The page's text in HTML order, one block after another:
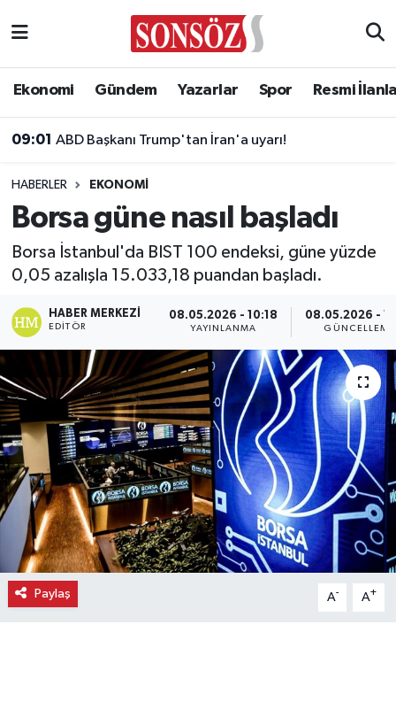
Ekonomi Gündem Yazarlar Spor Resmi
09:01 ABD Başkanı Trump'tan İran'a uyarı!
HABERLER EKONOMI
Borsa güne nasıl başladı
Borsa İstanbul'da BIST 100 endeksi, güne yüzde
0,05 azalışla 15.033,18 puandan başladı.
HABER MERKEZI
EDITÖR
08.05.2026 - 10:18
YAYINLANMA
08.05.2026 -
GÜNCELLEME
Paylaş A- A+
Asayiş
Çevre
Eğitim
Ekonomi
Eleman
Emlak
Gündem
Gurme
Ankara Nöbetçi Eczaneler
Ankara Trafik Yoğunluk Haritası
Süper Lig Puan Durumu ve Fikstür
Haber Arşivi